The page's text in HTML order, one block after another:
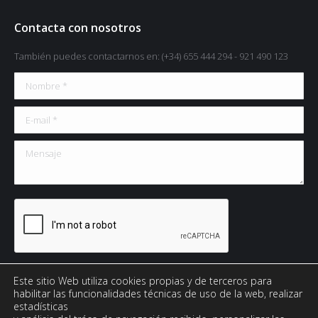
Contacta con nosotros
También puedes contactarnos en: (+34) 655 444 294 - 921 490 123
Nombre *
E-mail *
Mensaje
Acepto laPolítica de Privacidad
Enviar
Este sitio Web utiliza cookies propias y de terceros para
habilitar las funcionalidades técnicas de uso de la web, realizar
estadísticas